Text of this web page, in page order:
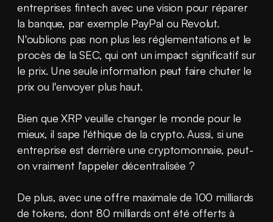
entreprises fintech avec une vision pour réparer
la banque, par exemple PayPal ou Revolut.
N'oublions pas non plus les réglementations et le
procès de la SEC, qui ont un impact significatif sur
le prix. Une seule information peut faire chuter le
prix ou l'envoyer plus haut.
Bien que XRP veuille changer le monde pour le
mieux, il sape l'éthique de la crypto. Aussi, si une
entreprise est derrière une cryptomonnaie, peut-
on vraiment l'appeler décentralisée ?
De plus, avec une offre maximale de 100 milliards
de tokens, dont 80 milliards ont été offerts à